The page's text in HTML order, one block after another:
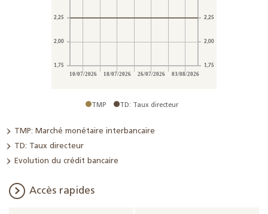
TMP TD: Taux directeur
TMP: Marché monétaire interbancaire
TD: Taux directeur
Evolution du crédit bancaire
Accès rapides